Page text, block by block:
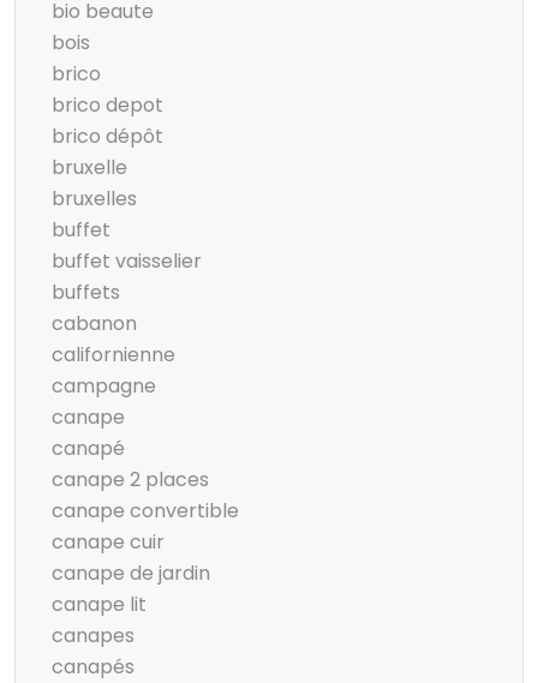
bio beaute
bois
brico
brico depot
brico dépôt
bruxelle
bruxelles
buffet
buffet vaisselier
buffets
cabanon
californienne
campagne
canape
canapé
canape 2 places
canape convertible
canape cuir
canape de jardin
canape lit
canapes
canapés